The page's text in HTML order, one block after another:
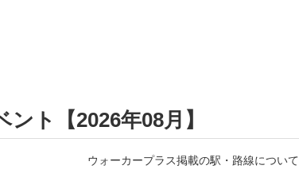
ト【2026年08月】
ウォーカープラス掲載の駅・路線について